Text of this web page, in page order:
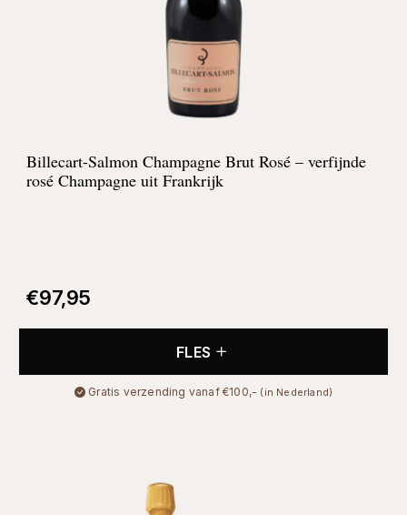
Billecart-Salmon Champagne Brut Rosé – verfijnde
rosé Champagne uit Frankrijk
€97,95
FLES
Gratis verzending vanaf €100,- (in Nederland)